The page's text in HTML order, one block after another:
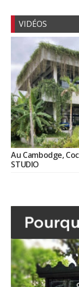
VIDÉOS
Au Cambodge,
STUDIO